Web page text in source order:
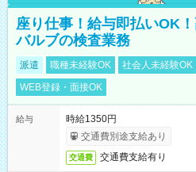
座り仕事！給与即払いOK
バルブの検査業務
派遣 職種未経験OK 社会人未経験OK
WEB登録・面接OK
給与
時給1350円
交通費別途支給あり
交通費 交通費支給有り